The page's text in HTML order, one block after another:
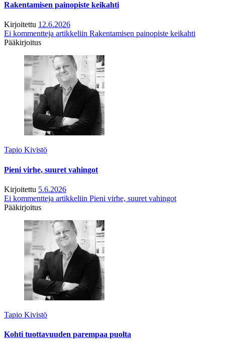
Rakentamisen painopiste keikahti
Kirjoitettu 12.6.2026
Ei kommentteja artikkeliin Rakentamisen painopiste keikahti
Pääkirjoitus
Tapio Kivistö
Pieni virhe, suuret vahingot
Kirjoitettu 5.6.2026
Ei kommentteja artikkeliin Pieni virhe, suuret vahingot
Pääkirjoitus
Tapio Kivistö
Kohti tuottavuuden parempaa puolta